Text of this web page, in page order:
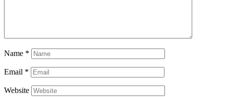
Name *
Email *
Website